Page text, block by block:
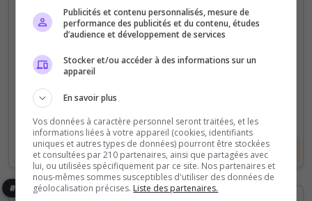
781 1 889
(7)
5/40 Joueurs
Voir le serveur Voter
#5
Publicités et contenu personnalisés, mesure de
performance des publicités et du contenu, études
d’audience et développement de services
Stocker et/ou accéder à des informations sur un
appareil
En savoir plus
Vos données à caractère personnel seront traitées, et les
informations liées à votre appareil (cookies, identifiants
uniques et autres types de données) pourront être stockées
et consultées par 210 partenaires, ainsi que partagées avec
lui, ou utilisées spécifiquement par ce site. Nos partenaires et
nous-mêmes sommes susceptibles d'utiliser des données de
géolocalisation précises. Liste des partenaires.